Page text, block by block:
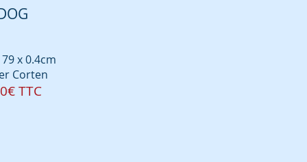
x 0.4cm
Corten
0€ TTC